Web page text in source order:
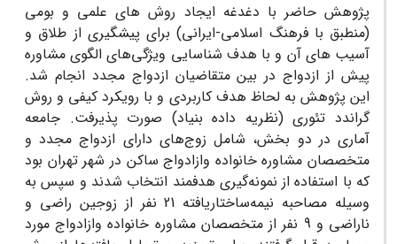
پژوهش حاضر با دغدغه ایجاد روش های علمی و بومی
(منطبق با فرهنگ اسلامی-ایرانی) برای پیشگیری از طلاق و
آسیب های آن و با هدف شناسایی ویژگی‌های الگوی مشاوره
پیش از ازدواج در بین متقاضیان ازدواج مجدد انجام شد.
این پژوهش ﺑﻪ ﻟﺤﺎظ ﻫﺪف ﮐﺎرﺑﺮدی و با رویکرد کیفی و روش
گراندد تئوری (نظریه داده بنیاد) صورت پذیرفت. جامعه
آماری در دو بخش، شامل زوج‌های دارای ازدواج مجدد و
متخصصان مشاوره خانواده وازادواج ساکن در شهر تهران بود
که با استفاده از نمونه‌گیری هدفمند انتخاب شدند و سپس به
وسیله مصاحبه نیمه‌ساختاریافته 21 نفر از زوجین راضی و
ناراضی و 9 نفر از متخصصان مشاوره خانواده وازادواج مورد